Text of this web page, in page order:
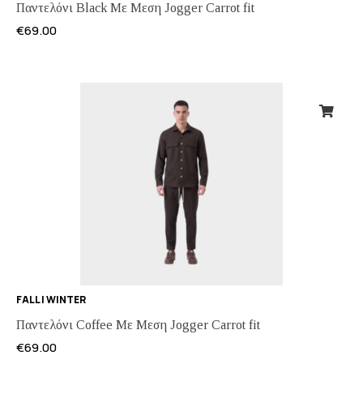
Παντελόνι Black Με Μεση Jogger Carrot fit
€69.00
FALL | WINTER
Παντελόνι Coffee Με Μεση Jogger Carrot fit
€69.00